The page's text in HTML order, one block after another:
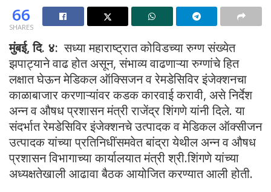
66
SHARES
मुंबई, दि. ४:सध्या महाराष्ट्रात कोविडच्या रुग्ण संख्येत
झपाट्याने वाढ होत असून, संभाव्य वाढणाऱ्या रुग्णांचे हित
लक्षात घेऊन मेडिकल ऑक्सिजन व रेमडेसिविर इंजेक्शनचा
काळाबाजार करणाऱ्यांवर कडक कारवाई करावी, असे निर्देश
अन्न व औषध प्रशासन मंत्री राजेंद्र शिंगणे यांनी दिले. या
संदर्भात रेमडेसिविर इंजेक्शनचे उत्पादक व मेडिकल ऑक्सीजन
उत्पादक यांच्या प्रतिनिधींसमवेत बांद्रा येथील अन्न व औषध
प्रशासन विभागाच्या कार्यालयात मंत्री श्री.शिंगणे यांच्या
अध्यक्षतेखाली आढावा बैठक आयोजित करण्यात आली होती.